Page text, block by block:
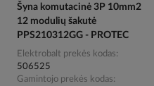
Šyna komutacinė 3P 10mm2
12 modulių šakutė
PPS210312GG - PROTEC
Elektrobalt prekės kodas
506525
Gamintojo prekės kodas